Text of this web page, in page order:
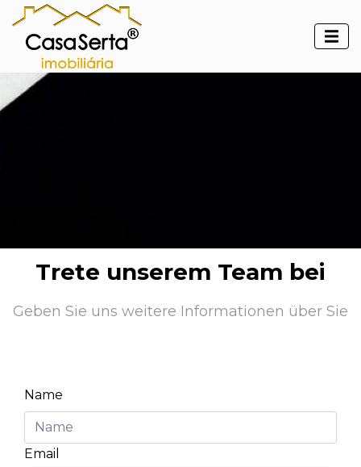
Trete unserem Team bei
Geben Sie uns weitere Informationen über Sie
Name
Email